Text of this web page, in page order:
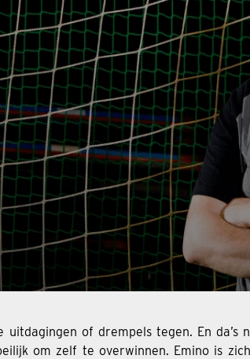
of drempels tegen. En
om zelf te overwinnen. Emino is